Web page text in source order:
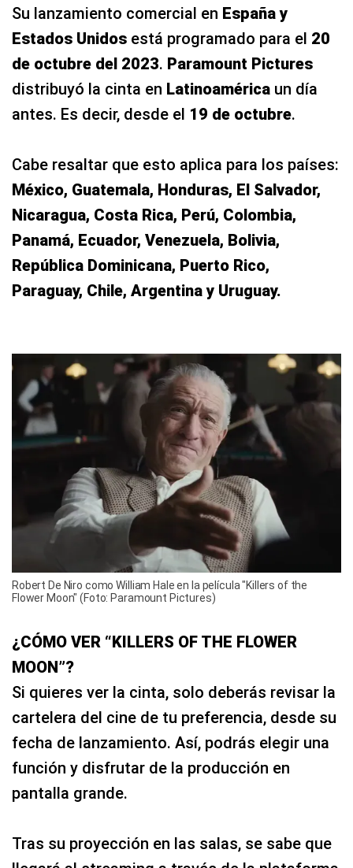
Su lanzamiento comercial en España y
Estados Unidos está programado para el 20
de octubre del 2023. Paramount Pictures
distribuyó la cinta en Latinoamérica un día
antes. Es decir, desde el 19 de octubre.
Cabe resaltar que esto aplica para los países:
México, Guatemala, Honduras, El Salvador,
Nicaragua, Costa Rica, Perú, Colombia,
Panamá, Ecuador, Venezuela, Bolivia,
República Dominicana, Puerto Rico,
Paraguay, Chile, Argentina y Uruguay.
Robert De Niro como William Hale en la película "Killers of the
Flower Moon" (Foto: Paramount Pictures)
¿CÓMO VER “KILLERS OF THE FLOWER
MOON”?
Si quieres ver la cinta, solo deberás revisar la
cartelera del cine de tu preferencia, desde su
fecha de lanzamiento. Así, podrás elegir una
función y disfrutar de la producción en
pantalla grande.
Tras su proyección en las salas, se sabe que